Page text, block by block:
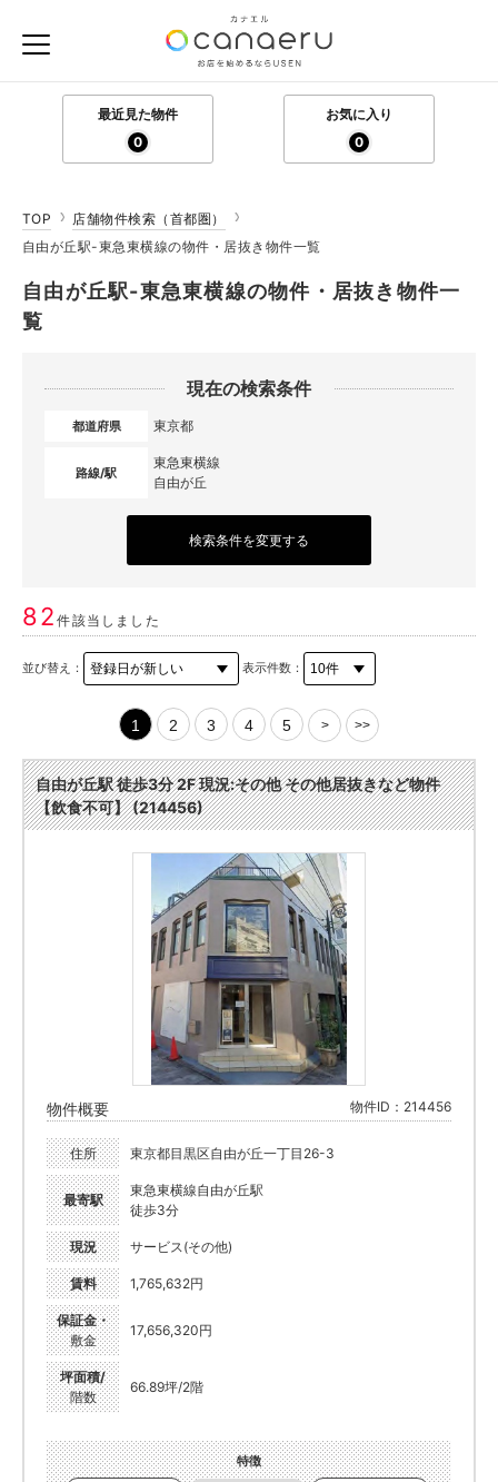
最近見た物件
0
お気に入り
0
TOP
店舗物件検索（首都圏）
自由が丘駅-東急東横線の物件・居抜き物件一覧
自由が丘駅-東急東横線の物件・居抜き物件一
覧
現在の検索条件
都道府県 東京都
路線/駅
東急東横線
自由が丘
検索条件を変更する
82件該当しました
並び替え： 表示件数：
1 2 3 4 5 > >>
自由が丘駅 徒歩3分 2F 現況:その他 その他居抜きなど物件
【飲食不可】 (214456)
物件概要 物件ID：214456
住所 東京都目黒区自由が丘一丁目26-3
最寄駅
東急東横線自由が丘駅
徒歩3分
現況 サービス(その他)
賃料 1,765,632円
保証金・
敷金
17,656,320円
坪面積/
階数
66.89坪/2階
特徴